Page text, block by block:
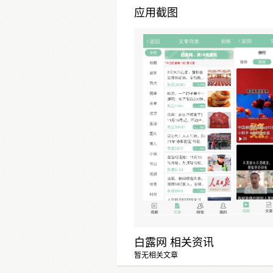
应用截图
白露网 相关资讯
暂无相关文章